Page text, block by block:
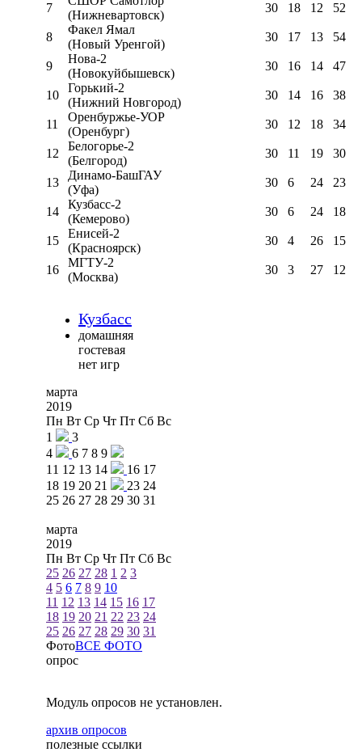
7
(Нижневартовск)
30 18 12 52
8
Факел Ямал
(Новый Уренгой)
30 17 13 54
9
Нова-2
(Новокуйбышевск)
30 16 14 47
10
Горький-2
(Нижний Новгород)
30 14 16 38
11
Оренбуржье-УОР
(Оренбург)
30 12 18 34
12
Белогорье-2
(Белгород)
30 11 19 30
13
Динамо-БашГАУ
(Уфа)
30 6 24 23
14
Кузбасс-2
(Кемерово)
30 6 24 18
15
Енисей-2
(Красноярск)
30 4 26 15
16
МГТУ-2
(Москва)
30 3 27 12
Кузбасс
домашняя
гостевая
нет игр
марта
2019
Пн Вт Ср Чт Пт Сб Вс
1
3
4
6 7 8 9
11 12 13 14 16 17
18 19 20 21 23 24
25 26 27 28 29 30 31
марта
2019
Пн Вт Ср Чт Пт Сб Вс
25 26 27 28 1 2 3
4 5 6 7 8 9 10
11 12 13 14 15 16 17
18 19 20 21 22 23 24
25 26 27 28 29 30 31
ФотоВСЕ ФОТО
опрос
Модуль опросов не установлен.
архив опросов
полезные ссылки